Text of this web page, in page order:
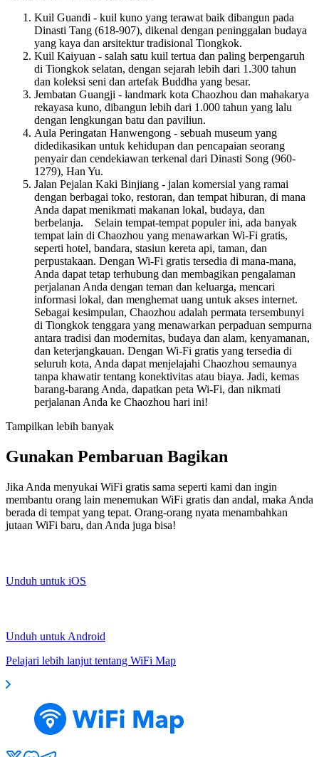
Kuil Guandi - kuil kuno yang terawat baik dibangun pada
Dinasti Tang (618-907), dikenal dengan peninggalan budaya
yang kaya dan arsitektur tradisional Tiongkok.
Kuil Kaiyuan - salah satu kuil tertua dan paling berpengaruh
di Tiongkok selatan, dengan sejarah lebih dari 1.300 tahun
dan koleksi seni dan artefak Buddha yang besar.
Jembatan Guangji - landmark kota Chaozhou dan mahakarya
rekayasa kuno, dibangun lebih dari 1.000 tahun yang lalu
dengan lengkungan batu dan paviliun.
Aula Peringatan Hanwengong - sebuah museum yang
didedikasikan untuk kehidupan dan pencapaian seorang
penyair dan cendekiawan terkenal dari Dinasti Song (960-
1279), Han Yu.
Jalan Pejalan Kaki Binjiang - jalan komersial yang ramai
dengan berbagai toko, restoran, dan tempat hiburan, di mana
Anda dapat menikmati makanan lokal, budaya, dan
berbelanja. Selain tempat-tempat populer ini, ada banyak
tempat lain di Chaozhou yang menawarkan Wi-Fi gratis,
seperti hotel, bandara, stasiun kereta api, taman, dan
perpustakaan. Dengan Wi-Fi gratis tersedia di mana-mana,
Anda dapat tetap terhubung dan membagikan pengalaman
perjalanan Anda dengan teman dan keluarga, mencari
informasi lokal, dan menghemat uang untuk akses internet.
Sebagai kesimpulan, Chaozhou adalah permata tersembunyi
di Tiongkok tenggara yang menawarkan perpaduan sempurna
antara tradisi dan modernitas, budaya dan alam, kenyamanan,
dan keterjangkauan. Dengan Wi-Fi gratis yang tersedia di
seluruh kota, Anda dapat menjelajahi Chaozhou semaunya
tanpa khawatir tentang konektivitas atau biaya. Jadi, kemas
barang-barang Anda, dapatkan peta Wi-Fi, dan nikmati
perjalanan Anda ke Chaozhou hari ini!
Tampilkan lebih banyak
Gunakan Pembaruan Bagikan
Jika Anda menyukai WiFi gratis sama seperti kami dan ingin
membantu orang lain menemukan WiFi gratis dan andal, maka Anda
berada di tempat yang tepat. Orang-orang nyata menambahkan
jutaan WiFi baru, dan Anda juga bisa!
Unduh untuk iOS
Unduh untuk Android
Pelajari lebih lanjut tentang WiFi Map